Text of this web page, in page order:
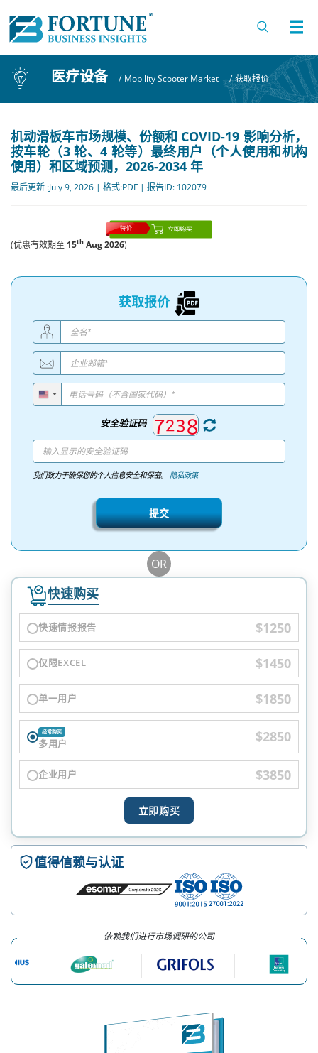
医疗设备 / Mobility Scooter Market / 获取报价
机动滑板车市场规模、份额和 COVID-19 影响分析，
按车轮（3 轮、4 轮等）最终用户（个人使用和机构
使用）和区域预测，2026-2034 年
最后更新 :July 9, 2026 | 格式:PDF | 报告ID: 102079
(优惠有效期至 15th Aug 2026)
获取报价
安全验证码
我们致力于确保您的个人信息安全和保密。 隐私政策
提交
OR
快速购买
快速情报报告 $1250
仅限EXCEL $1450
单一用户 $1850
经常购买
多用户 $2850
企业用户 $3850
立即购买
值得信赖与认证
依赖我们进行市场调研的公司